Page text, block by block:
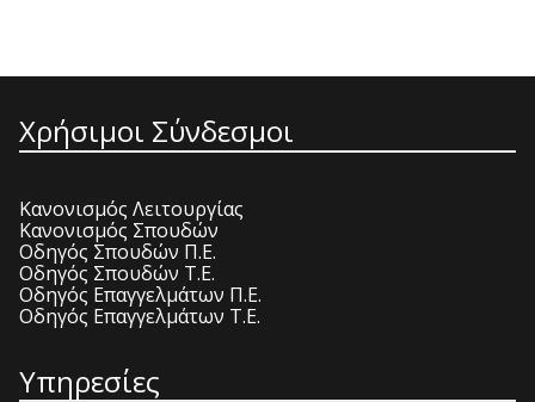
Χρήσιμοι Σύνδεσμοι
Κανονισμός Λειτουργίας
Κανονισμός Σπουδών
Οδηγός Σπουδών Π.Ε.
Οδηγός Σπουδών Τ.Ε.
Οδηγός Επαγγελμάτων Π.Ε.
Οδηγός Επαγγελμάτων Τ.Ε.
Υπηρεσίες